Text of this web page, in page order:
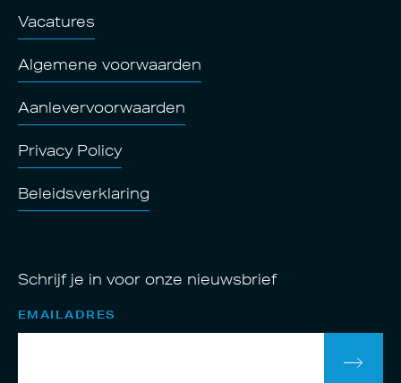
Vacatures
Algemene voorwaarden
Aanlevervoorwaarden
Privacy Policy
Beleidsverklaring
Schrijf je in voor onze nieuwsbrief
EMAILADRES